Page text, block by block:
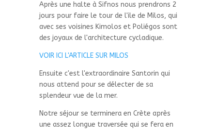
Après une halte à Sifnos nous prendrons 2
jours pour faire le tour de l'ile de Milos, qui
avec ses voisines Kimolos et Poliégos sont
des joyaux de l'architecture cycladique.
VOIR ICI L'ARTICLE SUR MILOS
Ensuite c'est l'extraordinaire Santorin qui
nous attend pour se délecter de sa
splendeur vue de la mer.
Notre séjour se terminera en Crète après
une assez longue traversée qui se fera en